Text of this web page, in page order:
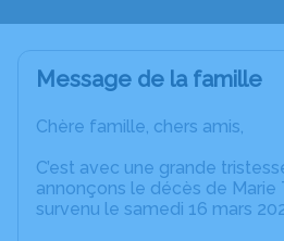
Message de la famille
Chère famille, chers amis,
C’est avec une grande
annonçons le décès de Marie
survenu le samedi 16 mars